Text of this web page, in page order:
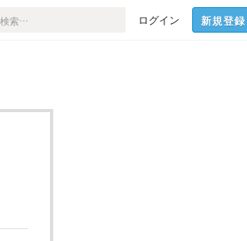
ログイン 新規登録